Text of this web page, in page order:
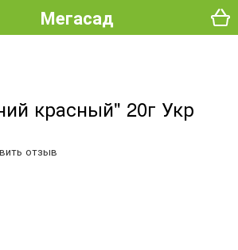
Мегасад
красный" 20г Укр
отзыв